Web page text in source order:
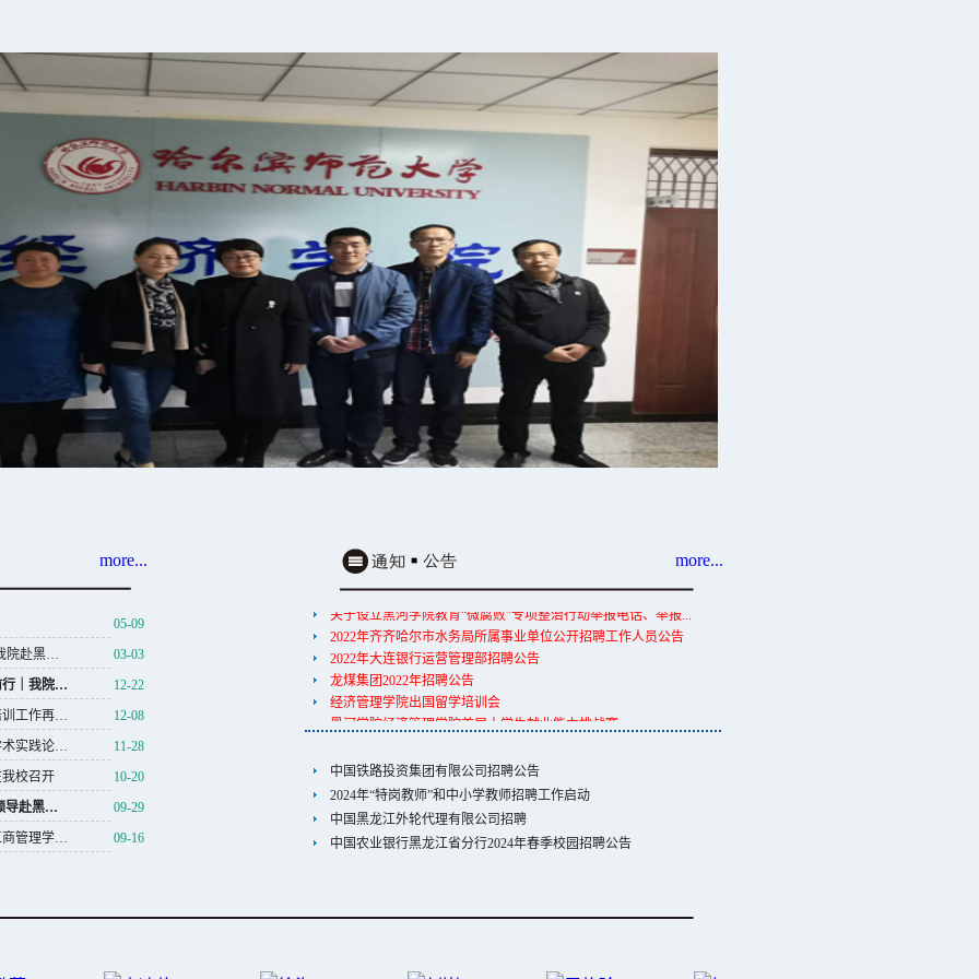
more... more...
05-09
院赴黑…
03-03
行｜我院…
12-22
训工作再…
12-08
术实践论…
11-28
校召开​
10-20
导赴黑…
09-29
商管理学…
09-16
公示
关于设立黑河学院教育“微腐败”专项整治行动举报电话、举报...
2022年齐齐哈尔市水务局所属事业单位公开招聘工作人员公告
龙煤集团2022年招聘公告
经济管理学院出国留学培训会
关于设立黑河学院教育“微腐败”专项整治行动举报电话、举报...
2022年齐齐哈尔市水务局所属事业单位公开招聘工作人员公告
龙煤集团2022年招聘公告
经济管理学院出国留学培训会
黑河学院经济管理学院首届大学生就业能力挑战赛
2021年度通辽市教育系统下半年公开招聘工作人员简章
【正在报名】2021黑龙江省内事业编制招聘工作人员139人公告
黑河学院招生就业处网址
公示
经济管理学院2025年职称评审公示
公示
公示
中国铁路投资集团有限公司招聘公告
中国黑龙江外轮代理有限公司招聘
中国农业银行黑龙江省分行2024年春季校园招聘公告
黑河学院招生就业处网址